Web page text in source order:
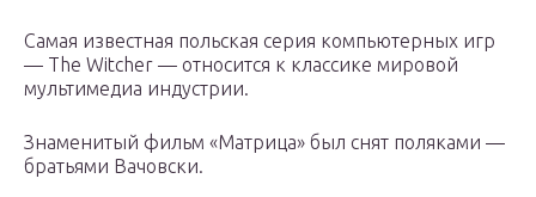
Самая известная польская серия компьютерных игр
— The Witcher — относится к классике мировой
мультимедиа индустрии.
Знаменитый фильм «Матрица» был снят поляками —
братьями Вачовски.